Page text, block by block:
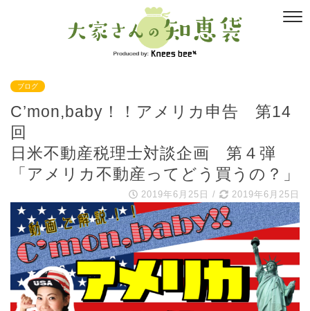
ブログ
C’mon,baby！！アメリカ申告 第14
回
日米不動産税理士対談企画 第４弾
「アメリカ不動産ってどう買うの？」
2019年6月25日 / 2019年6月25日